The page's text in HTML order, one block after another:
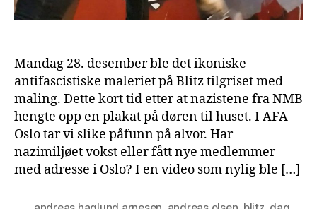
Mandag 28. desember ble det ikoniske
antifascistiske maleriet på Blitz tilgriset med
maling. Dette kort tid etter at nazistene fra NMB
hengte opp en plakat på døren til huset. I AFA
Oslo tar vi slike påfunn på alvor. Har
nazimiljøet vokst eller fått nye medlemmer
med adresse i Oslo? I en video som nylig ble […]